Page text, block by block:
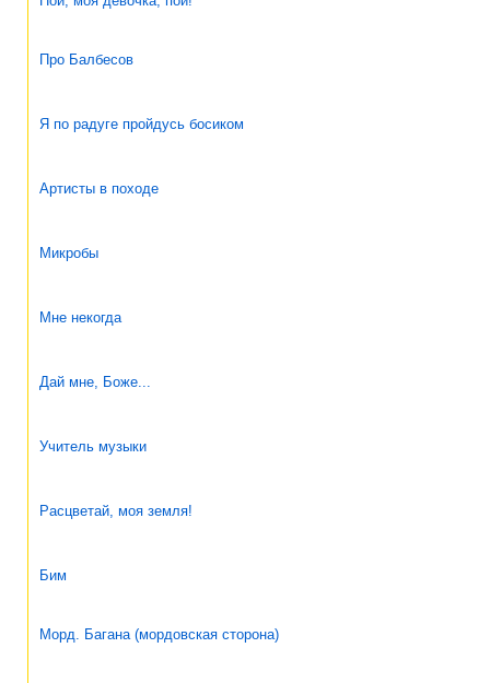
Про Балбесов
Я по радуге пройдусь босиком
Артисты в походе
Микробы
Мне некогда
Дай мне, Боже...
Учитель музыки
Расцветай, моя земля!
Бим
Морд. Багана (мордовская сторона)